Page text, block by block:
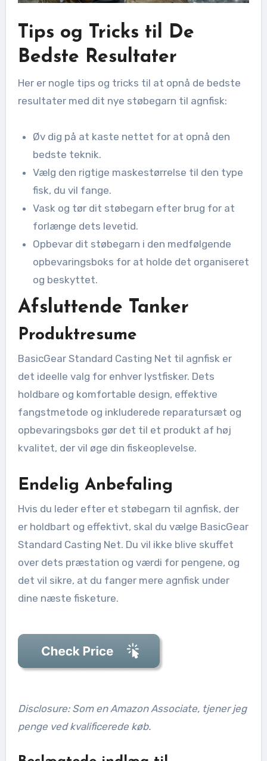
Tips og Tricks til De
Bedste Resultater
Her er nogle tips og tricks til at opnå de bedste
resultater med dit nye støbegarn til agnfisk:
Øv dig på at kaste nettet for at opnå den
bedste teknik.
Vælg den rigtige maskestørrelse til den type
fisk, du vil fange.
Vask og tør dit støbegarn efter brug for at
forlænge dets levetid.
Opbevar dit støbegarn i den medfølgende
opbevaringsboks for at holde det organiseret
og beskyttet.
Afsluttende Tanker
Produktresume
BasicGear Standard Casting Net til agnfisk er
det ideelle valg for enhver lystfisker. Dets
holdbare og komfortable design, effektive
fangstmetode og inkluderede reparatursæt og
opbevaringsboks gør det til et produkt af høj
kvalitet, der vil øge din fiskeoplevelse.
Endelig Anbefaling
Hvis du leder efter et støbegarn til agnfisk, der
er holdbart og effektivt, skal du vælge BasicGear
Standard Casting Net. Du vil ikke blive skuffet
over dets præstation og værdi for pengene, og
det vil sikre, at du fanger mere agnfisk under
dine næste fisketure.
Disclosure: Som en Amazon Associate, tjener jeg
penge ved kvalificerede køb.